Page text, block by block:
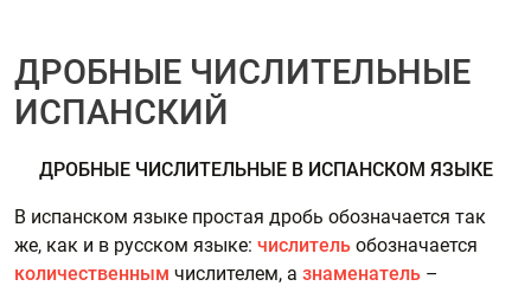
ДРОБНЫЕ ЧИСЛИТЕЛЬНЫЕ
ИСПАНСКИЙ
ДРОБНЫЕ ЧИСЛИТЕЛЬНЫЕ В ИСПАНСКОМ ЯЗЫКЕ
В испанском языке простая дробь обозначается так
же, как и в русском языке: числитель обозначается
количественным числителем, а знаменатель –